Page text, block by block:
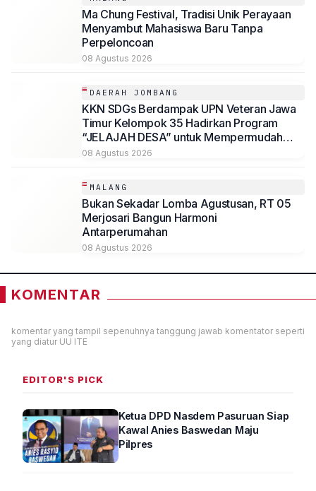
Ma Chung Festival, Tradisi Unik Perayaan
Menyambut Mahasiswa Baru Tanpa
Perpeloncoan
08 Agustus 2026
DAERAH JOMBANG
KKN SDGs Berdampak UPN Veteran Jawa
Timur Kelompok 35 Hadirkan Program
“JELAJAH DESA” untuk Mempermudah
Akses Informasi Desa Sambirejo
08 Agustus 2026
MALANG
Bukan Sekadar Lomba Agustusan, RT 05
Merjosari Bangun Harmoni
Antarperumahan
08 Agustus 2026
KOMENTAR
komentar yang tampil sepenuhnya tanggung jawab komentator seperti
yang diatur UU ITE
EDITOR'S PICK
Ketua DPD Nasdem Pasuruan Siap
Kawal Anies Baswedan Maju
Pilpres